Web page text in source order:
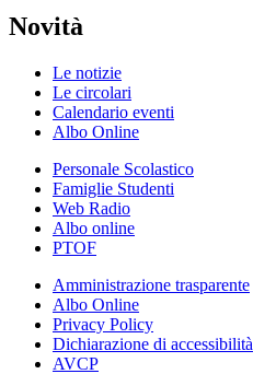
Novità
Le notizie
Le circolari
Calendario eventi
Albo Online
Personale Scolastico
Famiglie Studenti
Web Radio
Albo online
PTOF
Amministrazione trasparente
Albo Online
Privacy Policy
Dichiarazione di accessibilità
AVCP